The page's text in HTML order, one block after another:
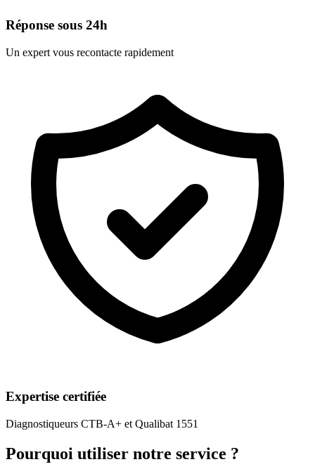
Réponse sous 24h
Un expert vous recontacte rapidement
Expertise certifiée
Diagnostiqueurs CTB-A+ et Qualibat 1551
Pourquoi utiliser notre service ?